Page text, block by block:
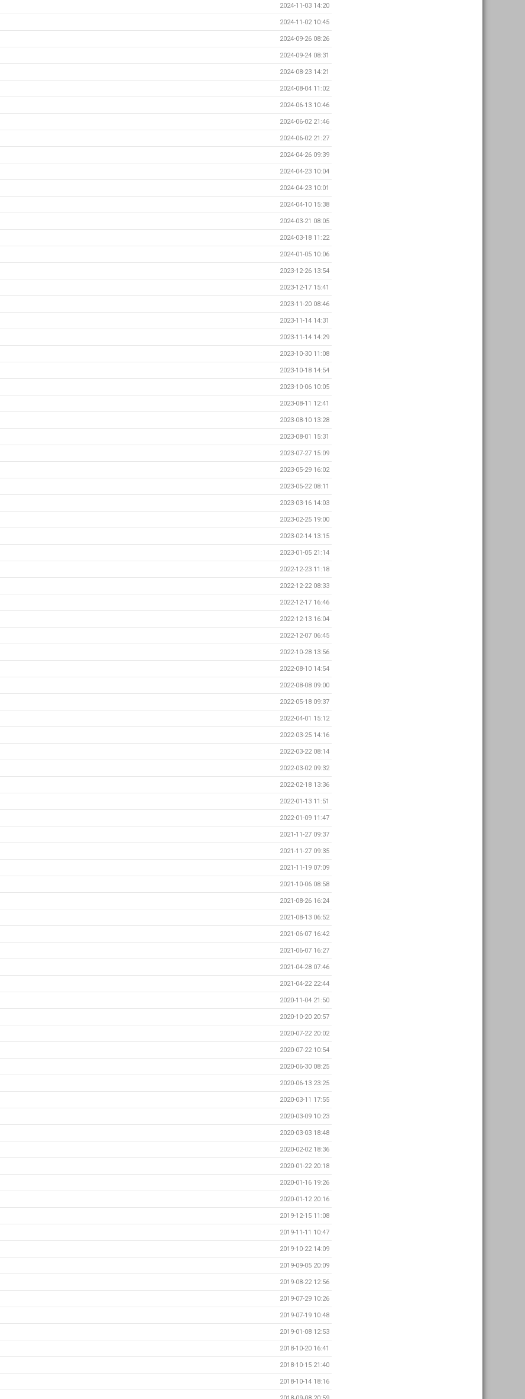
2024-11-03 14:20
2024-11-02 10:45
2024-09-26 08:26
2024-09-24 08:31
2024-08-23 14:21
2024-08-04 11:02
2024-06-13 10:46
2024-06-02 21:46
2024-06-02 21:27
2024-04-26 09:39
2024-04-23 10:04
2024-04-23 10:01
2024-04-10 15:38
2024-03-21 08:05
2024-03-18 11:22
2024-01-05 10:06
2023-12-26 13:54
2023-12-17 15:41
2023-11-20 08:46
2023-11-14 14:31
2023-11-14 14:29
2023-10-30 11:08
2023-10-18 14:54
2023-10-06 10:05
2023-08-11 12:41
2023-08-10 13:28
2023-08-01 15:31
2023-07-27 15:09
2023-05-29 16:02
2023-05-22 08:11
2023-03-16 14:03
2023-02-25 19:00
2023-02-14 13:15
2023-01-05 21:14
2022-12-23 11:18
2022-12-22 08:33
2022-12-17 16:46
2022-12-13 16:04
2022-12-07 06:45
2022-10-28 13:56
2022-08-10 14:54
2022-08-08 09:00
2022-05-18 09:37
2022-04-01 15:12
2022-03-25 14:16
2022-03-22 08:14
2022-03-02 09:32
2022-02-18 13:36
2022-01-13 11:51
2022-01-09 11:47
2021-11-27 09:37
2021-11-27 09:35
2021-11-19 07:09
2021-10-06 08:58
2021-08-26 16:24
2021-08-13 06:52
2021-06-07 16:42
2021-06-07 16:27
2021-04-28 07:46
2021-04-22 22:44
2020-11-04 21:50
2020-10-20 20:57
2020-07-22 20:02
2020-07-22 10:54
2020-06-30 08:25
2020-06-13 23:25
2020-03-11 17:55
2020-03-09 10:23
2020-03-03 18:48
2020-02-02 18:36
2020-01-22 20:18
2020-01-16 19:26
2020-01-12 20:16
2019-12-15 11:08
2019-11-11 10:47
2019-10-22 14:09
2019-09-05 20:09
2019-08-22 12:56
2019-07-29 10:26
2019-07-19 10:48
2019-01-08 12:53
2018-10-20 16:41
2018-10-15 21:40
2018-10-14 18:16